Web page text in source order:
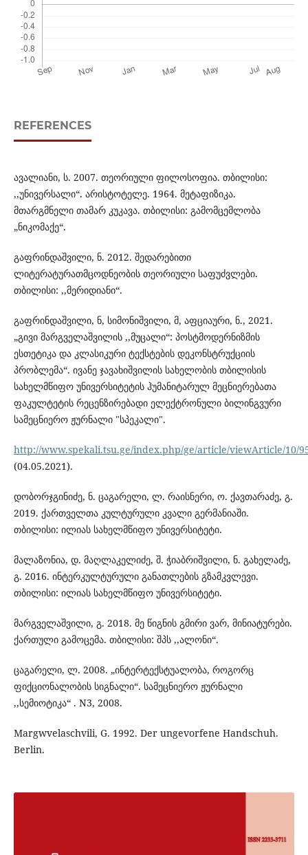
REFERENCES
ავალიანი, ს. 2007. თეორიული ფილოსოფია. თბილისი:
,,უნივერსალი“. არისტოტელე. 1964. მეტაფიზიკა.
მთარგმნელი თამარ კუკავა. თბილისი: გამომცემლობა
„ნიკომაქე“.
გაფრინდაშვილი, ნ. 2012. შედარებითი
ლიტერატურათმცოდნეობის თეორიული საფუძვლები.
თბილისი: ,,მერიდიანი“.
გაფრინდაშვილი, ნ, სიმონიშვილი, მ, აფციაური, ნ., 2021.
„გივი მარგველაშვილის ,,მუცალი“: პოსტმოდერნიზმის
ესთეტიკა და კლასიკური ტექსტების დეკონსტრუქციის
პრობლემა“. ივანე ჯავახიშვილის სახელობის თბილისის
სახელმწიფო უნივერსიტეტის ჰუმანიტარულ მეცნიერებათა
ფაკულტეტის რეცენზირებადი ელექტრონული ბილინგვური
სამეცნიერო ჟურნალი "სპეკალი".
http://www.spekali.tsu.ge/index.php/ge/article/viewArticle/10/
(04.05.2021).
დობორჯგინიძე, ნ. ცაგარელი, ლ. რაისნერი, ო. ქავთარაძე, გ.
2019. ქართველთა კულტურული კვალი გერმანიაში.
თბილისი: ილიას სახელმწიფო უნივერსიტეტი.
მალაზონია, დ. მაღლაკელიძე, შ. ჭიაბრიშვილი, ნ. გახელაძე,
გ. 2016. ინტერკულტურული განათლების გზამკვლევი.
თბილისი: ილიას სახელმწიფო უნივერსიტეტი.
მარგველაშვილი, გ. 2018. მე წიგნის გმირი ვარ, მინიატურები.
ქართული გამოცემა. თბილისი: შპს ,,ალონი“.
ცაგარელი, ლ. 2008. „ინტერტექსტუალობა, როგორც
ფიქციონალობის სიგნალი“. სამეცნიერო ჟურნალი
,,სემიოტიკა“ . N3, 2008.
Margwvelaschvili, G. 1992. Der ungevorfene Handschuh.
Berlin.